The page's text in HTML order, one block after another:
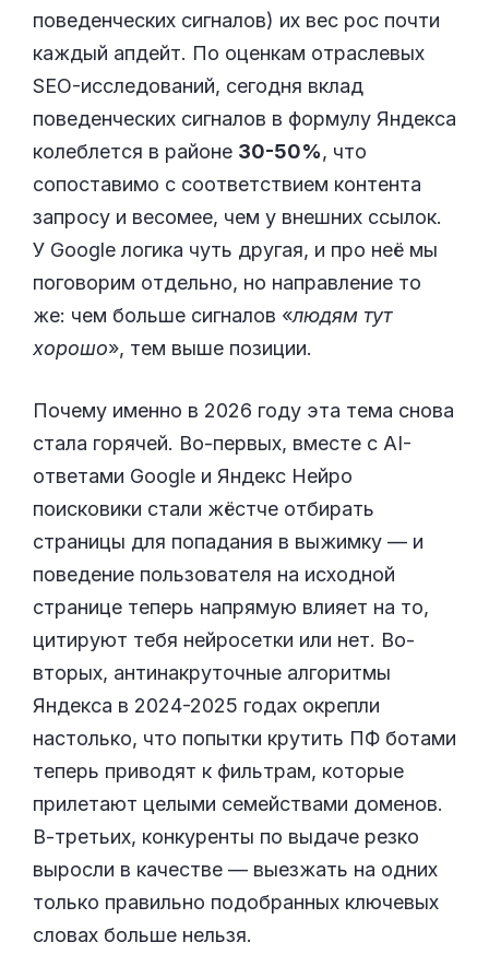
поведенческих сигналов) их вес рос почти
каждый апдейт. По оценкам отраслевых
SEO-исследований, сегодня вклад
поведенческих сигналов в формулу Яндекса
колеблется в районе 30-50%, что
сопоставимо с соответствием контента
запросу и весомее, чем у внешних ссылок.
У Google логика чуть другая, и про неё мы
поговорим отдельно, но направление то
же: чем больше сигналов «людям тут
хорошо», тем выше позиции.
Почему именно в 2026 году эта тема снова
стала горячей. Во-первых, вместе с AI-
ответами Google и Яндекс Нейро
поисковики стали жёстче отбирать
страницы для попадания в выжимку — и
поведение пользователя на исходной
странице теперь напрямую влияет на то,
цитируют тебя нейросетки или нет. Во-
вторых, антинакруточные алгоритмы
Яндекса в 2024-2025 годах окрепли
настолько, что попытки крутить ПФ ботами
теперь приводят к фильтрам, которые
прилетают целыми семействами доменов.
В-третьих, конкуренты по выдаче резко
выросли в качестве — выезжать на одних
только правильно подобранных ключевых
словах больше нельзя.